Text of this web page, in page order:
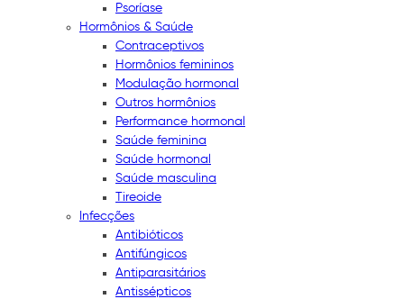
Psoríase
Hormônios & Saúde
Contraceptivos
Hormônios femininos
Modulação hormonal
Outros hormônios
Performance hormonal
Saúde feminina
Saúde hormonal
Saúde masculina
Tireoide
Infecções
Antibióticos
Antifúngicos
Antiparasitários
Antissépticos